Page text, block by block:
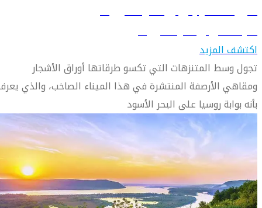
دليل السفر إلى روستوف اون دون
تعرف على روستوف اون دون
اكتشف المزيد
تجول وسط المتنزهات التي تكسو طرقاتها أوراق الأشجار
ومقاهي الأرصفة المنتشرة في هذا الميناء الصاخب، والذي
بأنه بوابة روسيا على البحر الأسود